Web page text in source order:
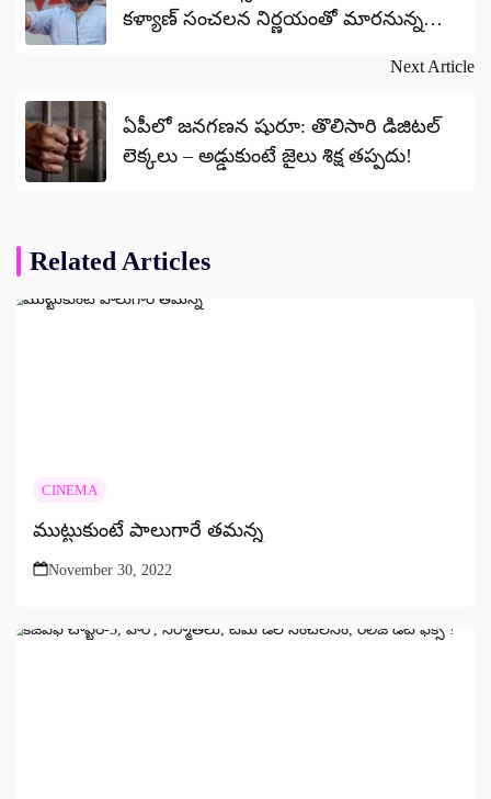
కళ్యాణ్ సంచలన నిర్ణయంతో మారనున్న
Next Article
ఏపీలో జనగణన షురూ: తొలిసారి డిజిటల్
లెక్కలు – అడ్డుకుంటే జైలు శిక్ష తప్పదు!
Related Articles
CINEMA
ముట్టుకుంటే పాలుగారే తమన్న
November 30, 2022